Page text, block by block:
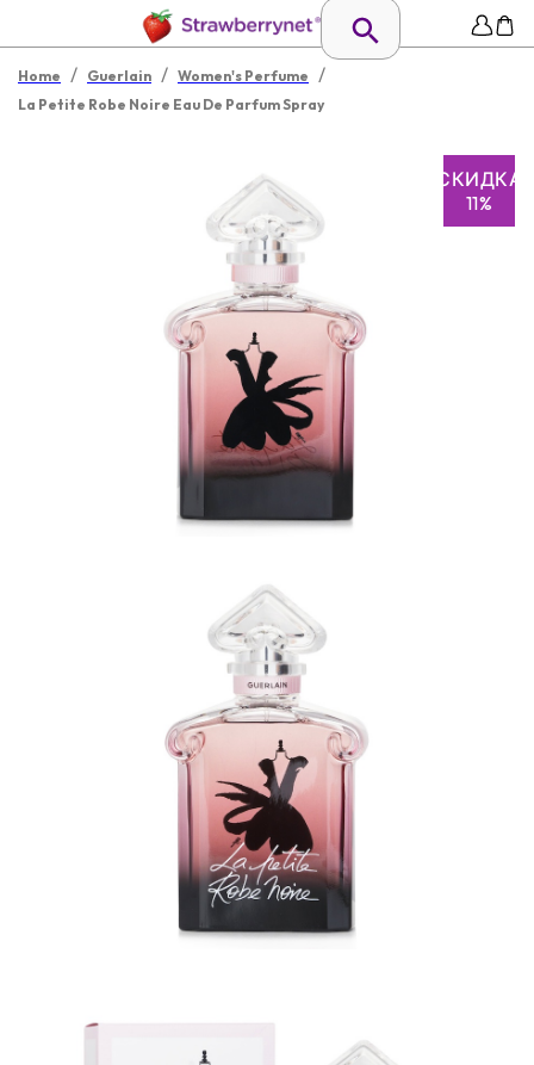
Home / Guerlain / Women's Perfume /
La Petite Robe Noire Eau De Parfum Spray
СКИДКА
11%